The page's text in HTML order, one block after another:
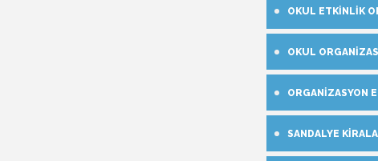
OKUL ETKINLIK
OKUL
ORGANIZASYON
SANDALYE